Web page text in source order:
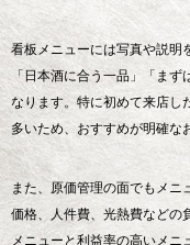
看板メニューには写真や説明
「日本酒に合う一品」「ま
なります。特に初めて来店し
多いため、おすすめが明確な
また、原価管理の面でもメニ
価格、人件費、光熱費などの
メニューと利益率の高いメニ